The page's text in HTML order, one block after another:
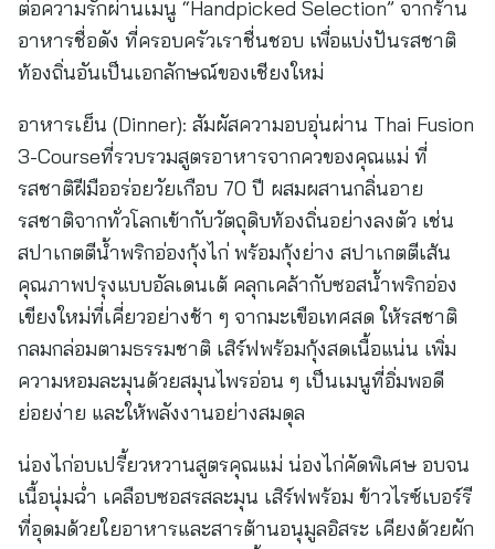
ต่อความรักผ่านเมนู “Handpicked Selection” จากร้าน
อาหารชื่อดัง ที่ครอบครัวเราชื่นชอบ เพื่อแบ่งปันรสชาติ
ท้องถิ่นอันเป็นเอกลักษณ์ของเชียงใหม่
อาหารเย็น (Dinner): สัมผัสความอบอุ่นผ่าน Thai Fusion
3-Courseที่รวบรวมสูตรอาหารจากควของคุณแม่ ที่
รสชาติฝีมืออร่อยวัยเกือบ 70 ปี ผสมผสานกลิ่นอาย
รสชาติจากทั่วโลกเข้ากับวัตถุดิบท้องถิ่นอย่างลงตัว เช่น
สปาเกตตีน้ำพริกอ่องกุ้งไก่ พร้อมกุ้งย่าง สปาเกตตีเส้น
คุณภาพปรุงแบบอัลเดนเต้ คลุกเคล้ากับซอสน้ำพริกอ่อง
เขียงใหม่ที่เคี่ยวอย่างช้า ๆ จากมะเขือเทศสด ให้รสชาติ
กลมกล่อมตามธรรมชาติ เสิร์ฟพร้อมกุ้งสดเนื้อแน่น เพิ่ม
ความหอมละมุนด้วยสมุนไพรอ่อน ๆ เป็นเมนูที่อิ่มพอดี
ย่อยง่าย และให้พลังงานอย่างสมดุล
น่องไก่อบเปรี้ยวหวานสูตรคุณแม่ น่องไก่คัดพิเศษ อบจน
เนื้อนุ่มฉ่ำ เคลือบซอสรสละมุน เสิร์ฟพร้อม ข้าวไรซ์เบอร์รี
ที่อุดมด้วยใยอาหารและสารต้านอนุมูลอิสระ เคียงด้วยผัก